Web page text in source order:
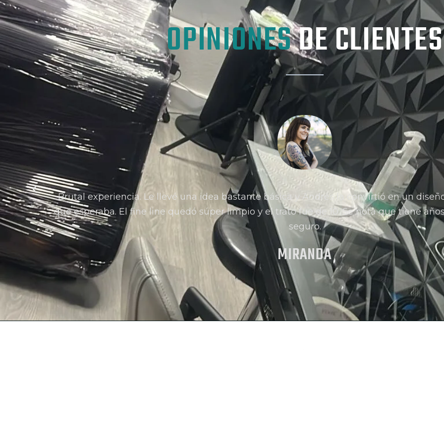
OPINIONESDE CLIENTES
Brutal experiencia. Le llevé una idea bastante básica y Andrés la convirtió en un
que esperaba. El fine line quedó súper limpio y el trato fue de 10. Se nota que tiene
seguro.
MIRANDA